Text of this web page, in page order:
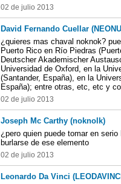
02 de julio 2013
David Fernando Cuellar
¿quieres mas chaval noknok?
Puerto Rico en Río Piedras
Deutscher Akademischer
Universidad de Oxford, en la
(Santander, España), en la
España); entre otras, etc, etc y
02 de julio 2013
Joseph Mc Carthy (noknolk)
¿pero quien puede tomar en
burlarse de ese elemento
02 de julio 2013
Leonardo Da Vinci